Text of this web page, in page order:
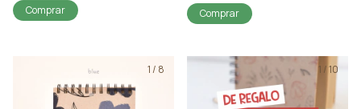
Comprar Comprar
1/ 8 1 /10